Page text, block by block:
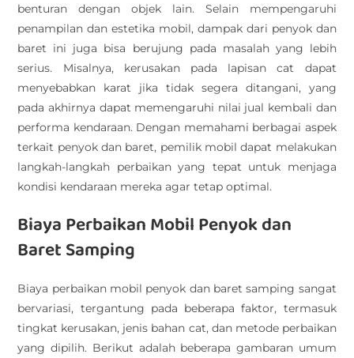
benturan dengan objek lain. Selain mempengaruhi
penampilan dan estetika mobil, dampak dari penyok dan
baret ini juga bisa berujung pada masalah yang lebih
serius. Misalnya, kerusakan pada lapisan cat dapat
menyebabkan karat jika tidak segera ditangani, yang
pada akhirnya dapat memengaruhi nilai jual kembali dan
performa kendaraan. Dengan memahami berbagai aspek
terkait penyok dan baret, pemilik mobil dapat melakukan
langkah-langkah perbaikan yang tepat untuk menjaga
kondisi kendaraan mereka agar tetap optimal.
Biaya Perbaikan Mobil Penyok dan
Baret Samping
Biaya perbaikan mobil penyok dan baret samping sangat
bervariasi, tergantung pada beberapa faktor, termasuk
tingkat kerusakan, jenis bahan cat, dan metode perbaikan
yang dipilih. Berikut adalah beberapa gambaran umum